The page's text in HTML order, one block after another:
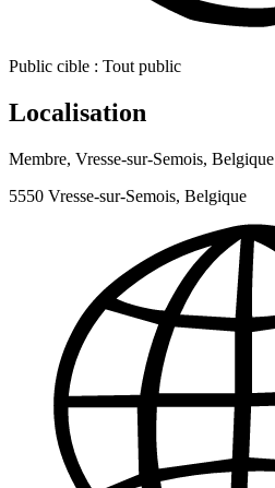
Public cible : Tout public
Localisation
Membre, Vresse-sur-Semois, Belgique
5550 Vresse-sur-Semois, Belgique